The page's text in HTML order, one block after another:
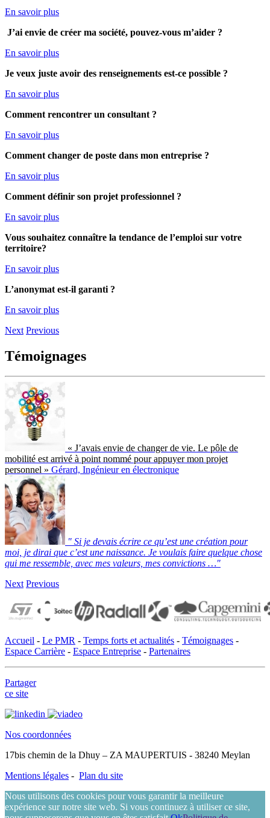
En savoir plus
J’ai envie de créer ma société, pouvez-vous m’aider ?
En savoir plus
Je veux juste avoir des renseignements est-ce possible ?
En savoir plus
Comment rencontrer un consultant ?
En savoir plus
Comment changer de poste dans mon entreprise ?
En savoir plus
Comment définir son projet professionnel ?
En savoir plus
Vous souhaitez connaître la tendance de l’emploi sur votre
territoire?
En savoir plus
L’anonymat est-il garanti ?
En savoir plus
Next Previous
Témoignages
« J’avais envie de changer de vie. Le pôle de
mobilité est arrivé à point nommé pour appuyer mon projet
personnel » Gérard, Ingénieur en électronique
" Si je devais écrire ce qu’est une création pour
moi, je dirai que c’est une naissance. Je voulais faire quelque chose
qui me ressemble, avec mes valeurs, mes convictions …"
Next Previous
Accueil - Le PMR - Temps forts et actualités - Témoignages -
Espace Carrière - Espace Entreprise - Partenaires
Partager
ce site
Nos coordonnées
17bis chemin de la Dhuy – ZA MAUPERTUIS - 38240 Meylan
Mentions légales - Plan du site
Nous utilisons des cookies pour vous garantir la meilleure
expérience sur notre site web. Si vous continuez à utiliser ce site,